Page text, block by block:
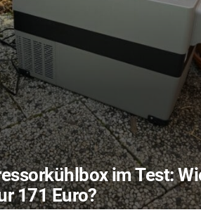
im Test:
171 Euro?